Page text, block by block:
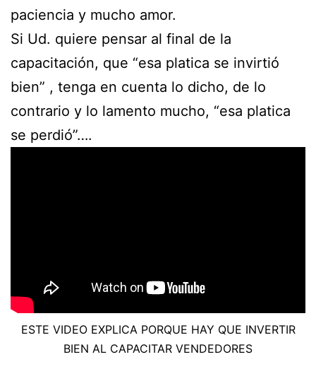
paciencia y mucho amor.
Si Ud. quiere pensar al final de la
capacitación, que “esa platica se invirtió
bien” , tenga en cuenta lo dicho, de lo
contrario y lo lamento mucho, “esa platica
se perdió”….
ESTE VIDEO EXPLICA PORQUE HAY QUE INVERTIR
BIEN AL CAPACITAR VENDEDORES